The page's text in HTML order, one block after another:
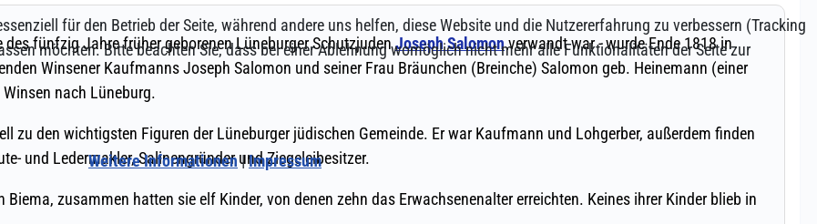
für den Betrieb der Seite, während andere uns helfen, diese Website und die Nutzererfahrung zu verbessern (Tracking
möchten. Bitte beachten Sie, dass bei einer Ablehnung womöglich nicht mehr alle Funktionalitäten der Seite zur
Weitere Informationen|Impressum